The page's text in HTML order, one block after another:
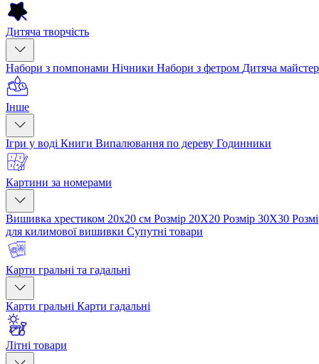
Дитяча творчість
Набори з помпонами Нічники Набори з фетром Дитяча
Інше
Ігри у воді Книги Випалювання по дереву Годинники
Картини за номерами
Вишивка хрестиком 20х20 см Розмір 20Х20 Розмір 30Х30
для килимової вишивки Супутні товари
Карти гральні та гадальні
Карти гральні Карти гадальні
Літні товари